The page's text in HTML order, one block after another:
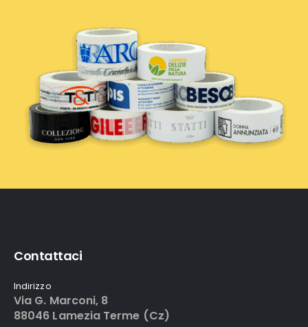
Contattaci
Indirizzo
Via G. Marconi, 8
88046 Lamezia Terme (Cz)